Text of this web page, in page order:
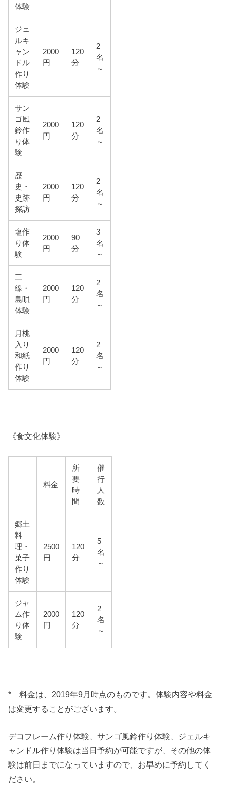
体験
ジェ
ルキ
ャン
ドル
作り
体験
2000
円
120
分
2
名
～
サン
ゴ風
鈴作
り体
験
2000
円
120
分
2
名
～
歴
史・
史跡
探訪
2000
円
120
分
2
名
～
塩作
り体
験
2000
円
90
分
3
名
～
三
線・
島唄
体験
2000
円
120
分
2
名
～
月桃
入り
和紙
作り
体験
2000
円
120
分
2
名
～
《食文化体験》
料金
所
要
時
間
催
行
人
数
郷土
料
理・
菓子
作り
体験
2500
円
120
分
5
名
～
ジャ
ム作
り体
験
2000
円
120
分
2
名
～
* 料金は、2019年9月時点のものです。体験内容や料金
は変更することがございます。
デコフレーム作り体験、サンゴ風鈴作り体験、ジェルキ
ャンドル作り体験は当日予約が可能ですが、その他の体
験は前日までになっていますので、お早めに予約してく
ださい。